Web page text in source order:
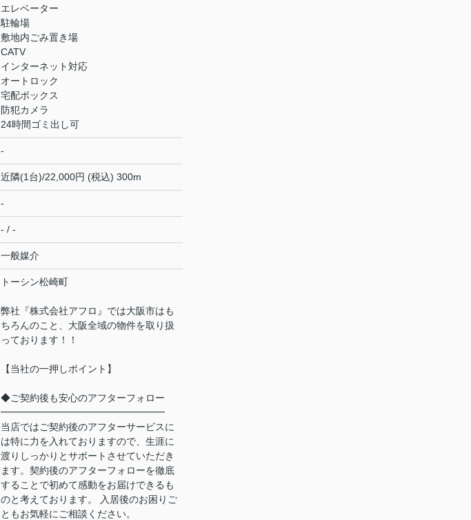
エレベーター
駐輪場
敷地内ごみ置き場
CATV
インターネット対応
オートロック
宅配ボックス
防犯カメラ
24時間ゴミ出し可
-
近隣(1台)/22,000円 (税込) 300m
-
- / -
一般媒介
トーシン松崎町
弊社『株式会社アフロ』では大阪市はも
ちろんのこと、大阪全域の物件を取り扱
っております！！
【当社の一押しポイント】
◆ご契約後も安心のアフターフォロー
━━━━━━━━━━━━━━━━━
当店ではご契約後のアフターサービスに
は特に力を入れておりますので、生涯に
渡りしっかりとサポートさせていただき
ます。契約後のアフターフォローを徹底
することで初めて感動をお届けできるも
のと考えております。 入居後のお困りご
ともお気軽にご相談ください。